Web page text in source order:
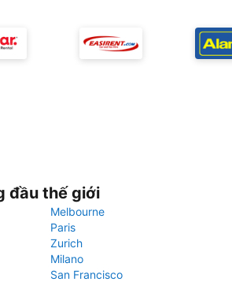
đầu thế giới
Melbourne
Paris
Zurich
Milano
San Francisco